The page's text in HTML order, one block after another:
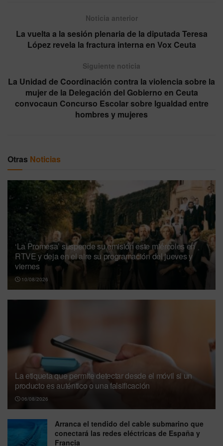
Noticia anterior
La vuelta a la sesión plenaria de la diputada Teresa
López revela la fractura interna en Vox Ceuta
Siguiente noticia
La Unidad de Coordinación contra la violencia sobre la
mujer de la Delegación del Gobierno en Ceuta
convocaun Concurso Escolar sobre Igualdad entre
hombres y mujeres
Otras Noticias
‘La Promesa’ suspende su emisión este miércoles en
RTVE y deja en el aire su programación del jueves y
viernes
10/08/2026
La etiqueta que permite detectar desde el móvil si un
producto es auténtico o una falsificación
06/08/2026
Arranca el tendido del cable submarino que
conectará las redes eléctricas de España y
Francia